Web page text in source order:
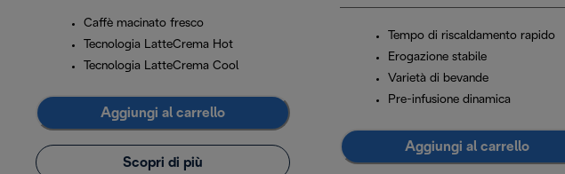
Caffè macinato fresco
Tecnologia LatteCrema Hot
Tecnologia LatteCrema Cool
Aggiungi al carrello
Scopri di più
Tempo di riscaldamento rapido
Erogazione stabile
Varietà di bevande
Pre-infusione dinamica
Aggiungi al carrello